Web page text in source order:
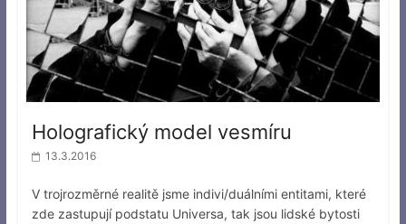
Holografický model vesmíru
13.3.2016
V trojrozměrné realitě jsme indivi/duálními entitami, které
zde zastupují podstatu Universa, tak jsou lidské bytosti